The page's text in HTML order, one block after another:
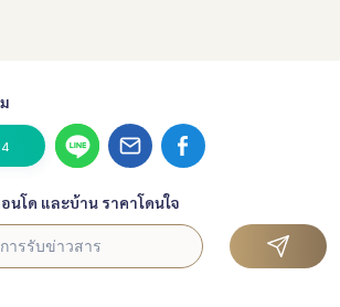
นโด และบ้าน ราคาโดนใจ